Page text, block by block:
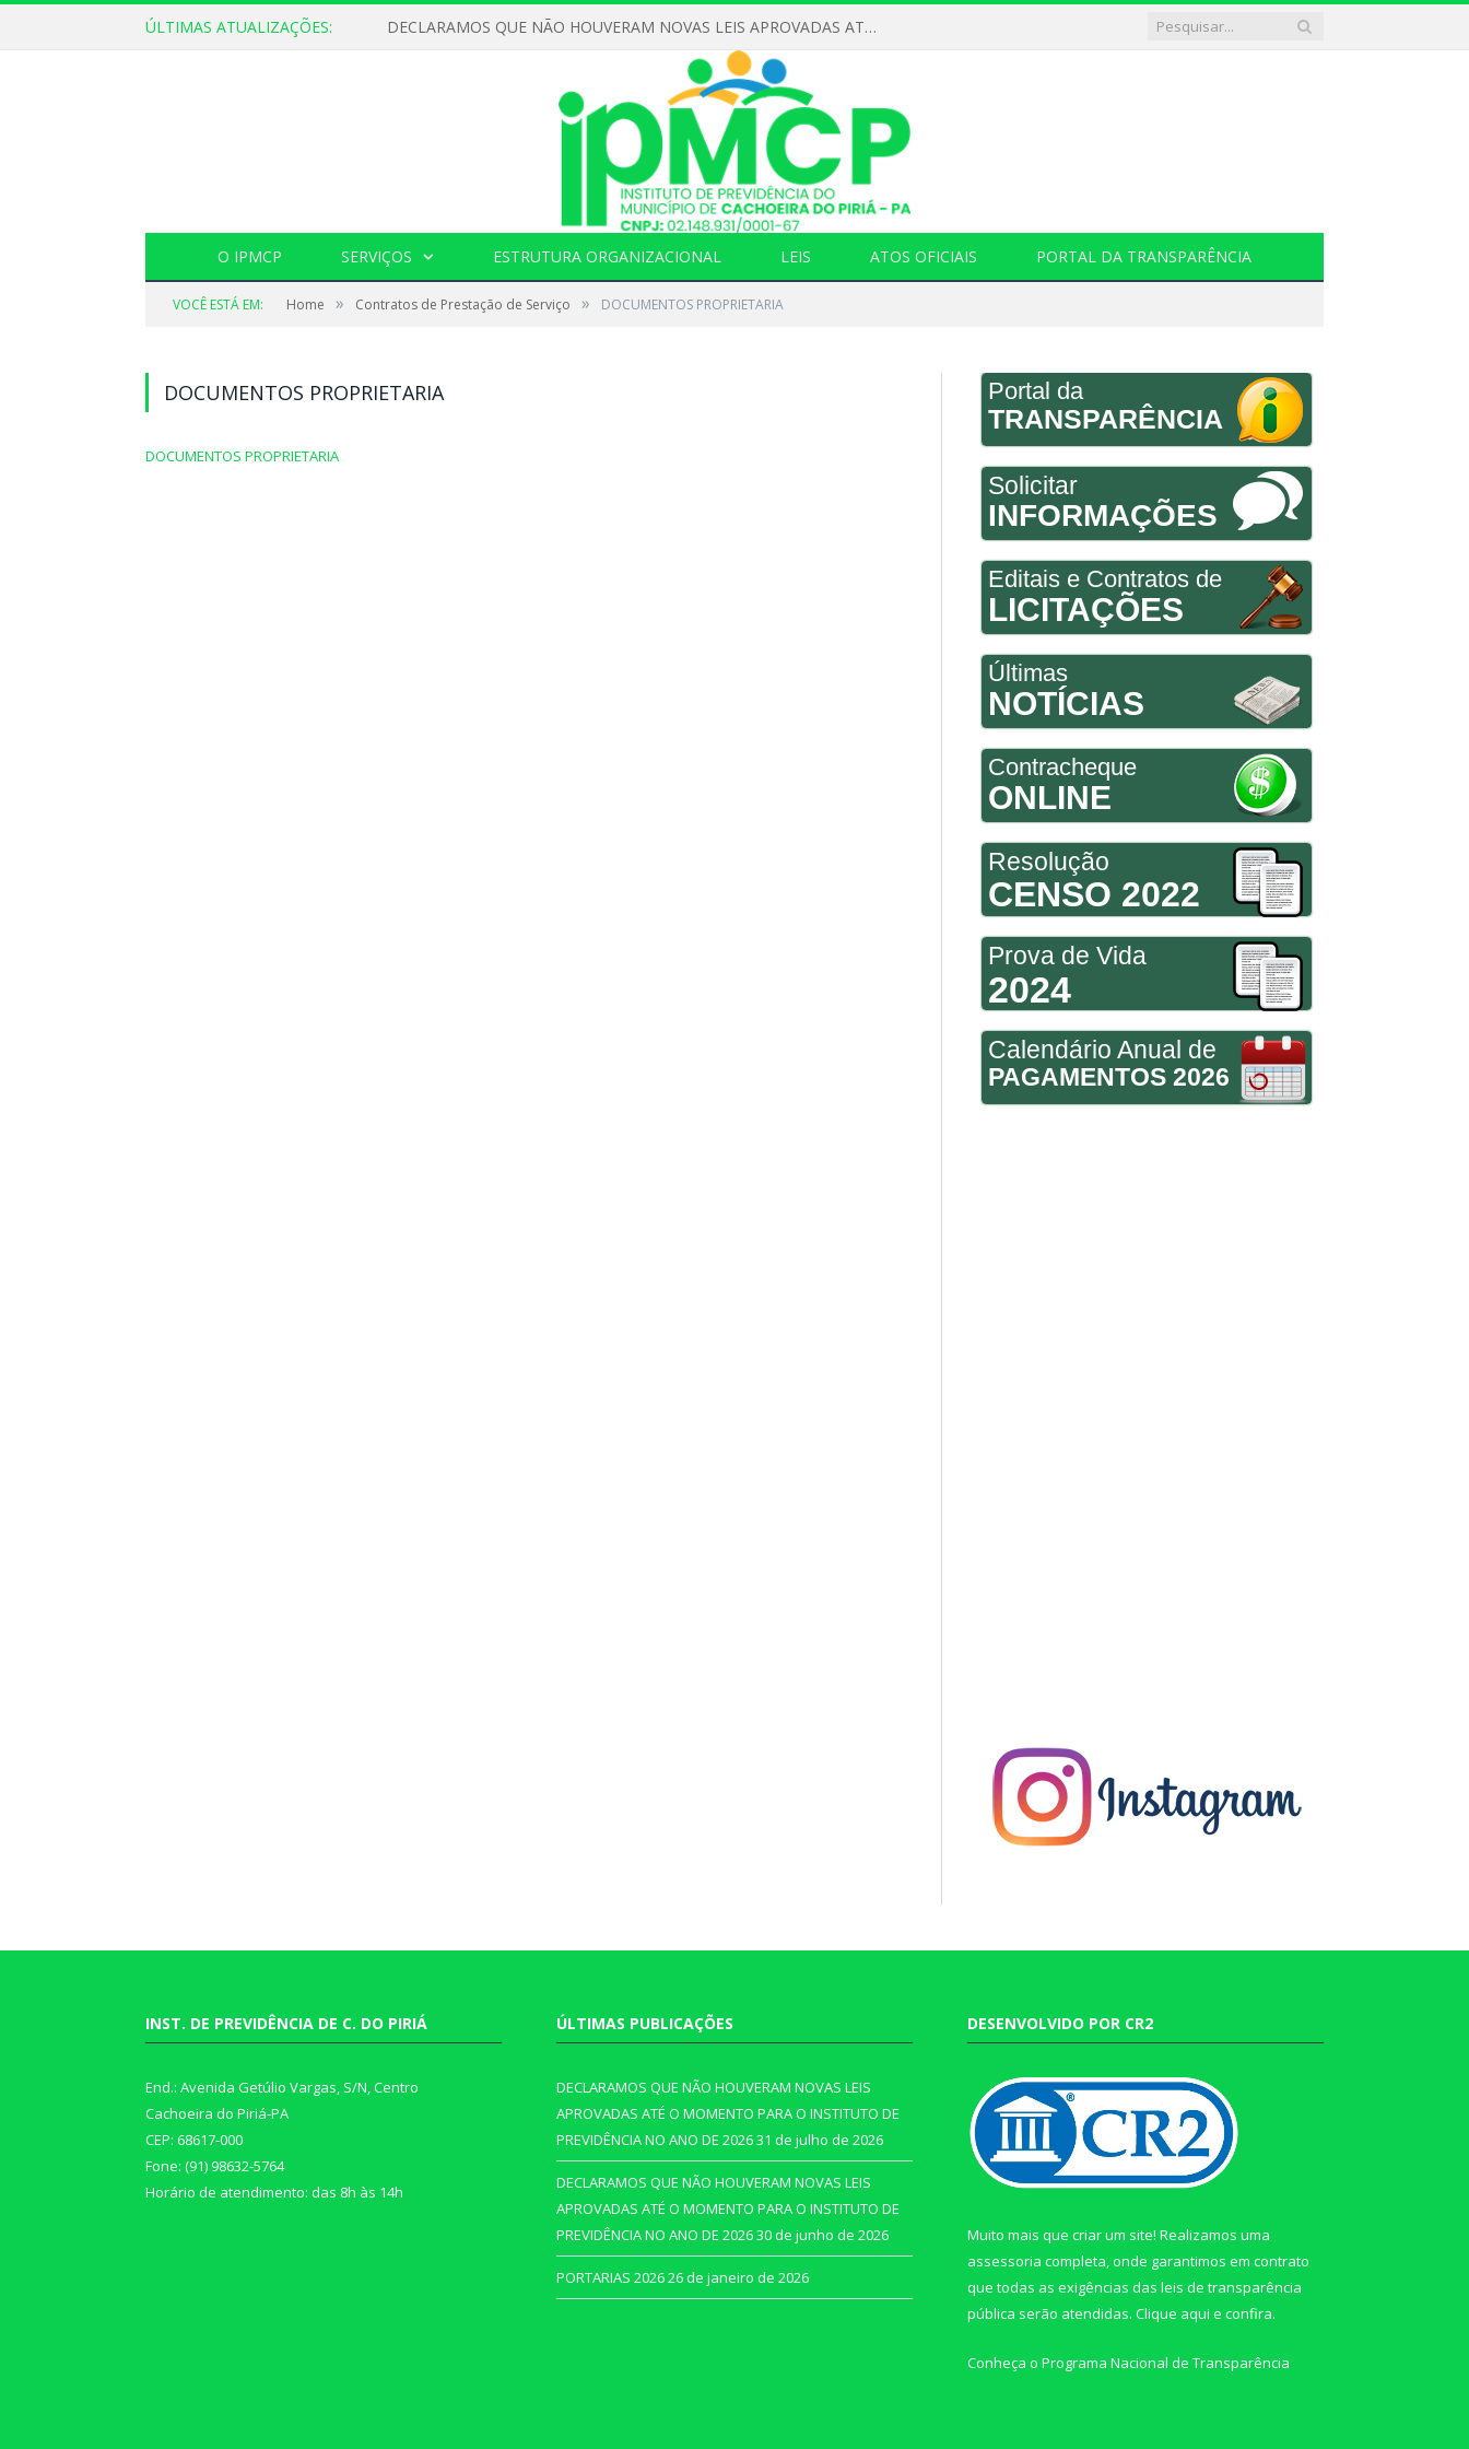
ÚLTIMAS ATUALIZAÇÕES: DECLARAMOS QUE NÃO HOUVERAM NOVAS LEIS APROVADAS ATÉ O MOMENTO PARA O INSTITUTO DE PREVIDÊNCIA NO ANO DE 2026
O IPMCP SERVIÇOS ESTRUTURA ORGANIZACIONAL LEIS ATOS OFICIAIS PORTAL DA TRANSPARÊNCIA
VOCÊ ESTÁ EM: Home » Contratos de Prestação de Serviço » DOCUMENTOS PROPRIETARIA
DOCUMENTOS PROPRIETARIA
DOCUMENTOS PROPRIETARIA
Portal da
TRANSPARÊNCIA
Solicitar
INFORMAÇÕES
Editais e Contratos de
LICITAÇÕES
Últimas
NOTÍCIAS
Contracheque
ONLINE
Resolução
CENSO 2022
Prova de Vida
2024
Calendário Anual de
PAGAMENTOS 2026
INST. DE PREVIDÊNCIA DE C. DO PIRIÁ
End.: Avenida Getúlio Vargas, S/N, Centro
Cachoeira do Piriá-PA
CEP: 68617-000
Fone: (91) 98632-5764
Horário de atendimento: das 8h às 14h
ÚLTIMAS PUBLICAÇÕES
DECLARAMOS QUE NÃO HOUVERAM NOVAS LEIS
APROVADAS ATÉ O MOMENTO PARA O INSTITUTO DE
PREVIDÊNCIA NO ANO DE 202631 de julho de 2026
DECLARAMOS QUE NÃO HOUVERAM NOVAS LEIS
APROVADAS ATÉ O MOMENTO PARA O INSTITUTO DE
PREVIDÊNCIA NO ANO DE 202630 de junho de 2026
PORTARIAS 202626 de janeiro de 2026
DESENVOLVIDO POR CR2
Muito mais que criar um site! Realizamos uma
assessoria completa, onde garantimos em contrato
que todas as exigências das leis de transparência
pública serão atendidas. Clique aqui e confira.
Conheça o Programa Nacional de Transparência